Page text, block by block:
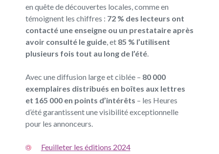
en quête de découvertes locales, comme en
témoignent les chiffres : 72 % des lecteurs ont
contacté une enseigne ou un prestataire après
avoir consulté le guide, et 85 % l’utilisent
plusieurs fois tout au long de l’été.
Avec une diffusion large et ciblée – 80 000
exemplaires distribués en boîtes aux lettres
et 165 000 en points d’intérêts – les Heures
d’été garantissent une visibilité exceptionnelle
pour les annonceurs.
Feuilleter les éditions 2024